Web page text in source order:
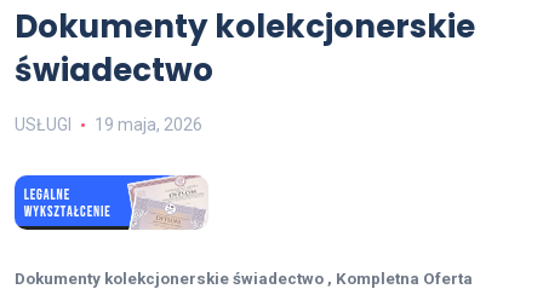
Dokumenty kolekcjonerskie
świadectwo
USŁUGI 19 maja, 2026
Dokumenty kolekcjonerskie świadectwo , Kompletna Oferta